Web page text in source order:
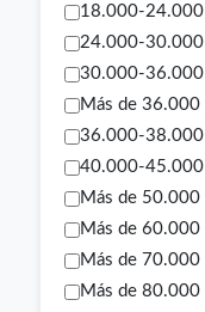
18.000-24.000
24.000-30.000
30.000-36.000
Más de 36.000
36.000-38.000
40.000-45.000
Más de 50.000
Más de 60.000
Más de 70.000
Más de 80.000